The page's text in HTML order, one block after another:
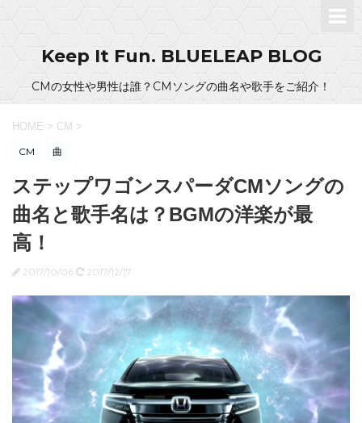
Keep It Fun. BLUELEAP BLOG
CMの女性や男性は誰？CMソングの曲名や歌手をご紹介！
HOME > CM >
CM 曲
ステップワゴンスパーダCMソングの
曲名と歌手名は？BGMの洋楽が最
高！
2017/10/06 2017/12/17